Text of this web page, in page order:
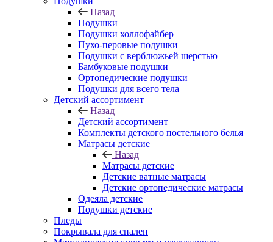
Назад
Подушки
Подушки холлофайбер
Пухо-перовые подушки
Подушки с верблюжьей шерстью
Бамбуковые подушки
Ортопедические подушки
Подушки для всего тела
Детский ассортимент
Назад
Детский ассортимент
Комплекты детского постельного белья
Матрасы детские
Назад
Матрасы детские
Детские ватные матрасы
Детские ортопедические матрасы
Одеяла детские
Подушки детские
Пледы
Покрывала для спален